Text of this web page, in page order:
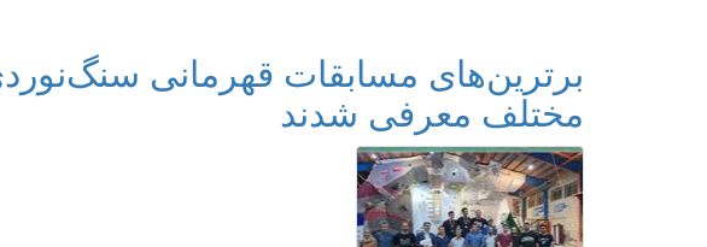
برترین‌های مسابقات قهرمانی
مختلف معرفی شدند